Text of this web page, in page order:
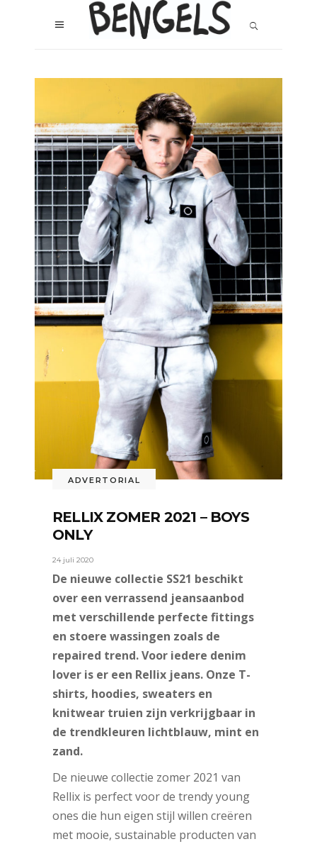
ADVERTORIAL
RELLIX ZOMER 2021 – BOYS
ONLY
24 juli 2020
De nieuwe collectie SS21 beschikt
over een verrassend jeansaanbod
met verschillende perfecte fittings
en stoere wassingen zoals de
repaired trend. Voor iedere denim
lover is er een Rellix jeans. Onze T-
shirts, hoodies, sweaters en
knitwear truien zijn verkrijgbaar in
de trendkleuren lichtblauw, mint en
zand.
De nieuwe collectie zomer 2021 van
Rellix is perfect voor de trendy young
ones die hun eigen stijl willen creëren
met mooie, sustainable producten van